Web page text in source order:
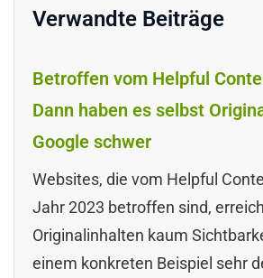
Verwandte Beiträge
Betroffen vom Helpful
Dann haben es selbst
Google schwer
Websites, die vom Helpful
Jahr 2023 betroffen sind,
Originalinhalten kaum
einem konkreten Beispiel sehr